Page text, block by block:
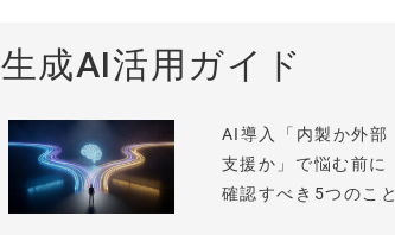
生成AI活用ガイド
AI導入「内製か外部
支援か」で悩む前に
確認すべき5つのこと